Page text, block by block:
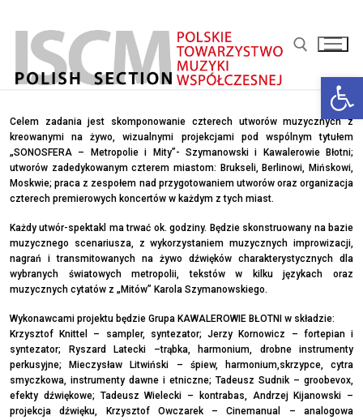
Celem zadania jest skomponowanie czterech utworów muzycznych z
kreowanymi na żywo, wizualnymi projekcjami pod wspólnym tytułem
„SONOSFERA – Metropolie i Mity”- Szymanowski i Kawalerowie Błotni;
utworów zadedykowanym czterem miastom: Brukseli, Berlinowi, Mińskowi,
Moskwie; praca z zespołem nad przygotowaniem utworów oraz organizacja
czterech premierowych koncertów w każdym z tych miast.
Każdy utwór-spektakl ma trwać ok. godziny. Będzie skonstruowany na bazie
muzycznego scenariusza, z wykorzystaniem muzycznych improwizacji,
nagrań i transmitowanych na żywo dźwięków charakterystycznych dla
wybranych światowych metropolii, tekstów w kilku językach oraz
muzycznych cytatów z „Mitów” Karola Szymanowskiego.
Wykonawcami projektu będzie Grupa KAWALEROWIE BŁOTNI w składzie:
Krzysztof Knittel – sampler, syntezator; Jerzy Kornowicz – fortepian i
syntezator; Ryszard Latecki –trąbka, harmonium, drobne instrumenty
perkusyjne; Mieczysław Litwiński – śpiew, harmonium,skrzypce, cytra
smyczkowa, instrumenty dawne i etniczne; Tadeusz Sudnik – groobevox,
efekty dźwiękowe; Tadeusz Wielecki – kontrabas, Andrzej Kijanowski –
projekcja dźwięku, Krzysztof Owczarek – Cinemanual – analogowa